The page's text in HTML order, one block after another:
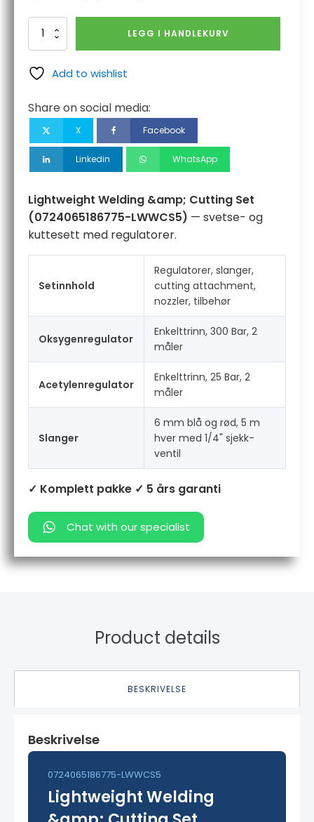
Lightweight
Welding
Cutting
Set
LEGG I HANDLEKURV
Add to wishlist
Share on social media:
X Facebook
Linkedin WhatsApp
Lightweight Welding &amp; Cutting Set
(0724065186775-LWWCS5) — svetse- og
kuttesett med regulatorer.
Setinnhold
Regulatorer, slanger,
cutting attachment,
nozzler, tilbehør
Oksygenregulator
Enkelttrinn, 300 Bar, 2
måler
Acetylenregulator
Enkelttrinn, 25 Bar, 2
måler
Slanger
6 mm blå og rød, 5 m
hver med 1/4" sjekk-
ventil
✓ Komplett pakke ✓ 5 års garanti
Chat with our specialist
Product details
BESKRIVELSE
Beskrivelse
0724065186775-LWWCS5
Lightweight Welding